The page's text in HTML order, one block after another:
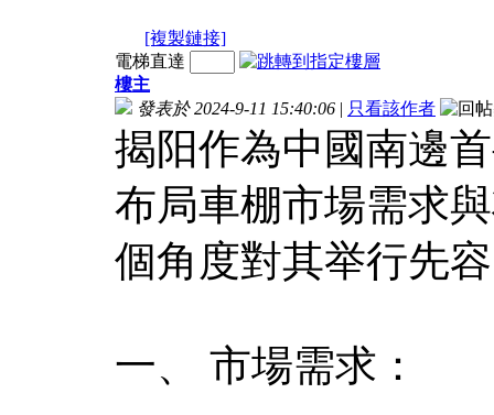
[複製鏈接]
電梯直達
樓主
發表於 2024-9-11 15:40:06 | 只看該作者
揭阳作為中國南邊
布局車棚市場需求
個角度對其举行先
一、 市場需求：